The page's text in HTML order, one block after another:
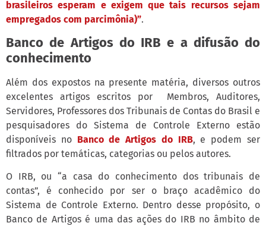
brasileiros esperam e exigem que tais recursos sejam
empregados com parcimônia)”.
Banco de Artigos do IRB e a difusão do
conhecimento
Além dos expostos na presente matéria, diversos outros
excelentes artigos escritos por Membros, Auditores,
Servidores, Professores dos Tribunais de Contas do Brasil e
pesquisadores do Sistema de Controle Externo estão
disponíveis no Banco de Artigos do IRB, e podem ser
filtrados por temáticas, categorias ou pelos autores.
O IRB, ou “a casa do conhecimento dos tribunais de
contas”, é conhecido por ser o braço acadêmico do
Sistema de Controle Externo. Dentro desse propósito, o
Banco de Artigos é uma das ações do IRB no âmbito de